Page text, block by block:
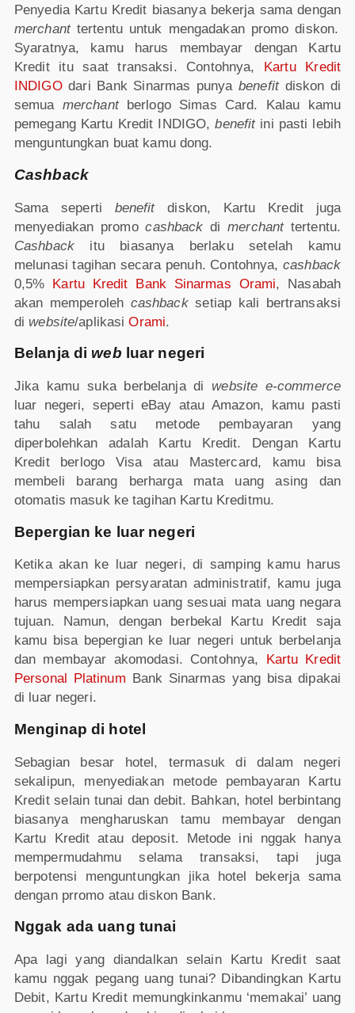
Penyedia Kartu Kredit biasanya bekerja sama dengan
merchant tertentu untuk mengadakan promo diskon.
Syaratnya, kamu harus membayar dengan Kartu
Kredit itu saat transaksi. Contohnya,
Kartu Kredit
INDIGOdari Bank Sinarmas punyabenefit diskon di
semua merchantberlogo Simas Card. Kalau kamu
pemegang Kartu Kredit INDIGO,benefit ini pasti lebih
menguntungkan buat kamu dong.
Cashback
Sama seperti benefitdiskon, Kartu Kredit juga
menyediakan promocashback dimerchanttertentu.
Cashbackitu biasanya berlaku setelah kamu
melunasi tagihan secara penuh. Contohnya,cashback
0,5% Kartu Kredit Bank Sinarmas Orami, Nasabah
akan memperoleh cashbacksetiap kali bertransaksi
di website/aplikasiOrami.
Belanja di web luar negeri
Jika kamu suka berbelanja di website e-commerce
luar negeri, seperti eBay atau Amazon, kamu pasti
tahu salah satu metode pembayaran yang
diperbolehkan adalah Kartu Kredit. Dengan Kartu
Kredit berlogo Visa atau Mastercard, kamu bisa
membeli barang berharga mata uang asing dan
otomatis masuk ke tagihan Kartu Kreditmu.
Bepergian ke luar negeri
Ketika akan ke luar negeri, di samping kamu harus
mempersiapkan persyaratan administratif, kamu juga
harus mempersiapkan uang sesuai mata uang negara
tujuan. Namun, dengan berbekal Kartu Kredit saja
kamu bisa bepergian ke luar negeri untuk berbelanja
dan membayar akomodasi. Contohnya,
Kartu Kredit
Personal Platinum Bank Sinarmas yang bisa dipakai
di luar negeri.
Menginap di hotel
Sebagian besar hotel, termasuk di dalam negeri
sekalipun, menyediakan metode pembayaran Kartu
Kredit selain tunai dan debit. Bahkan, hotel berbintang
biasanya mengharuskan tamu membayar dengan
Kartu Kredit atau deposit. Metode ini nggak hanya
mempermudahmu selama transaksi, tapi juga
berpotensi menguntungkan jika hotel bekerja sama
dengan prromo atau diskon Bank.
Nggak ada uang tunai
Apa lagi yang diandalkan selain Kartu Kredit saat
kamu nggak pegang uang tunai? Dibandingkan Kartu
Debit, Kartu Kredit memungkinkanmu ‘memakai’ uang